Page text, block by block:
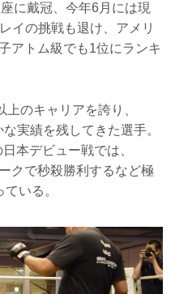
に戴冠、今年6月には現
イの挑戦も退け、アメリ
アトム級でも1位にランキ
のキャリアを誇り、
実績を残してきた選手。
本デビュー戦では、
クで秒殺勝利するなど極
いる。